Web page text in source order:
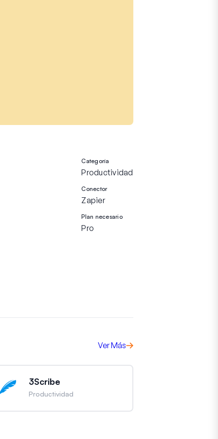
Categoría
Productividad
Conector
Zapier
Plan necesario
Pro
Ver Más
3Scribe
Productividad